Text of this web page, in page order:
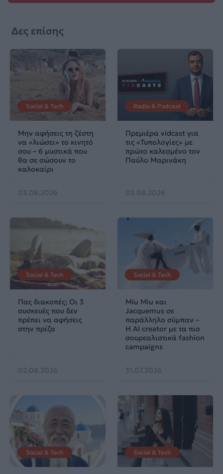
Δες επίσης
Social & Tech
Μην αφήσεις τη ζέστη
να «λιώσει» το κινητό
σου – 6 μυστικά που
θα σε σώσουν το
καλοκαίρι
03.08.2026
Radio & Podcast
Πρεμιέρα vidcast για
τις «Τυπολογίες» με
πρώτο καλεσμένο τον
Παύλο Μαρινάκη
03.08.2026
Social & Tech
Πας διακοπές; Οι 3
συσκευές που δεν
πρέπει να αφήσεις
στην πρίζα
02.08.2026
Social & Tech
Miu Miu και
Jacquemus σε
παράλληλο σύμπαν –
Η AI creator με τα πιο
σουρεαλιστικά fashion
campaigns
31.07.2026
Social & Tech Social & Tech